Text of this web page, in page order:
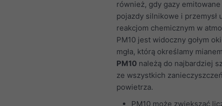
również, gdy gazy
pojazdy silnikowe i przemysł
reakcjom chemicznym w
PM10 jest widoczny gołym
mgła, którą określamy
PM10 należą do najbardziej
ze wszystkich
powietrza.
PM10 może zwiększać